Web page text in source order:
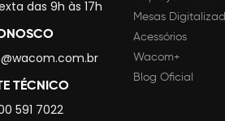
das 9h às 17h
TÉCNICO
591 7022
Mesas
Acessórios
Wacom+
Blog Oficial